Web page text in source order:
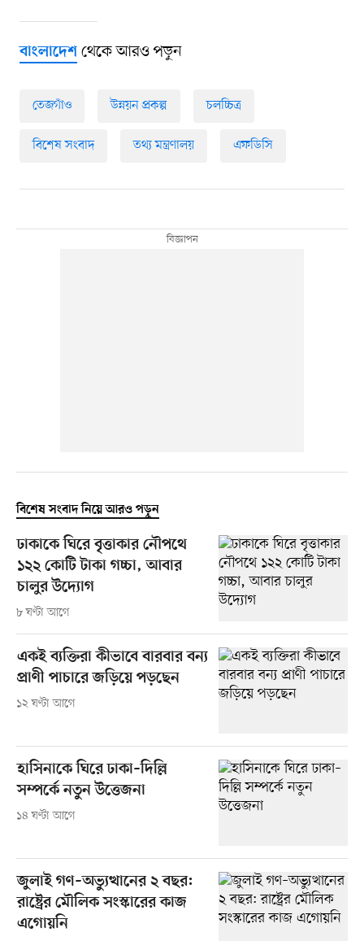
বাংলাদেশথেকে আরও পড়ুন
তেজগাঁও উন্নয়ন প্রকল্প চলচ্চিত্র
বিশেষ সংবাদ তথ্য মন্ত্রণালয় এফডিসি
বিশেষ সংবাদ নিয়ে আরও পড়ুন
ঢাকাকে ঘিরে বৃত্তাকার নৌপথে
১২২ কোটি টাকা গচ্চা, আবার
চালুর উদ্যোগ
৮ ঘণ্টা আগে
একই ব্যক্তিরা কীভাবে বারবার বন্য
প্রাণী পাচারে জড়িয়ে পড়ছেন
১২ ঘণ্টা আগে
হাসিনাকে ঘিরে ঢাকা–দিল্লি
সম্পর্কে নতুন উত্তেজনা
১৪ ঘণ্টা আগে
জুলাই গণ–অভ্যুত্থানের ২ বছর:
রাষ্ট্রের মৌলিক সংস্কারের কাজ
এগোয়নি